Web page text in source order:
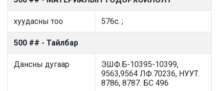
хуудасны тоо 576с. ;
500 ## - Тайлбар
Дансны дугаар
ЭШФ.Б-10395-10399,
9563,9564 ЛФ.70236, НУУТ.
8786, 8787. БС 496